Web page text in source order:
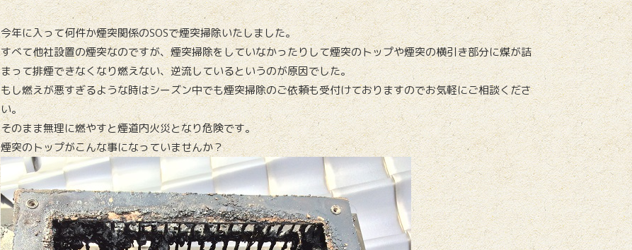
今年に入って何件か煙突関係のSOSで煙突掃除いたしました。
すべて他社設置の煙突なのですが、煙突掃除をしていなかったりして煙突のトップや煙突の横引き部分に煤が詰
まって排煙できなくなり燃えない、逆流しているというのが原因でした。
もし燃えが悪すぎるような時はシーズン中でも煙突掃除のご依頼も受付けておりますのでお気軽にご相談くださ
い。
そのまま無理に燃やすと煙道内火災となり危険です。
煙突のトップがこんな事になっていませんか？